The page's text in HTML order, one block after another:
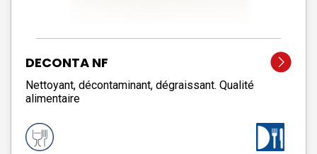
DECONTA NF
Nettoyant, décontaminant, dégraissant. Qualité
alimentaire